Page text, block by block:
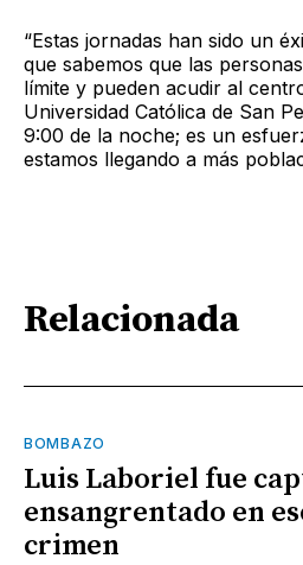
“Estas jornadas han sido un
que sabemos que las
límite y pueden acudir al
Universidad Católica de San
9:00 de la noche; es un
estamos llegando a más
Relacionada
BOMBAZO
Luis Laboriel fue
ensangrentado en
crimen